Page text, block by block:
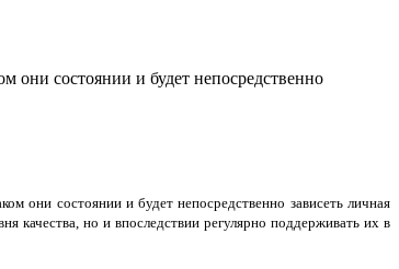
они состоянии и будет непосредственно
они состоянии и будет непосредственно зависеть личная
качества, но и впоследствии регулярно поддерживать их в